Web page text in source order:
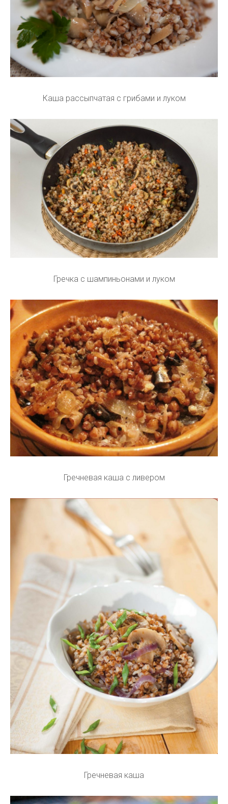
Каша рассыпчатая с грибами и луком
Гречка с шампиньонами и луком
Гречневая каша с ливером
Гречневая каша